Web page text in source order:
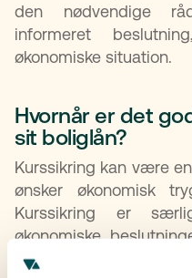
den nødvendige
informeret
økonomiske situation.
Hvornår er det
sit boliglån?
Kurssikring kan være
ønsker økonomisk
Kurssikring er
økonomiske
ofte går flere